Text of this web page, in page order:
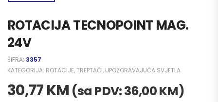
ROTACIJA TECNOPOINT MAG.
24V
ŠIFRA: 3357
KATEGORIJA: ROTACIJE, TREPTAČI, UPOZORAVAJUĆA SVJETLA
30,77KM (sa PDV:36,00KM)